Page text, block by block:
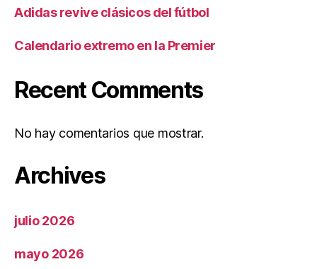
Adidas revive clásicos del fútbol
Calendario extremo en la Premier
Recent Comments
No hay comentarios que mostrar.
Archives
julio 2026
mayo 2026